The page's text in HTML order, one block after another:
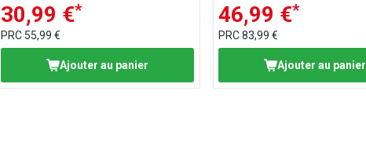
30,99 €*
PRC 55,99 €
Ajouter au panier
46,99 €*
PRC83,99 €
Ajouter au panier